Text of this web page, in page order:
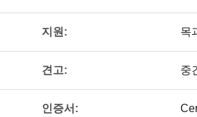
지원: 목
견고: 중
인증서: